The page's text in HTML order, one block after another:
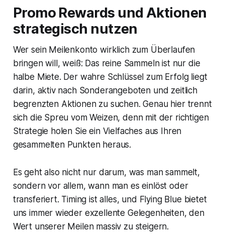
Promo Rewards und Aktionen
strategisch nutzen
Wer sein Meilenkonto wirklich zum Überlaufen
bringen will, weiß: Das reine Sammeln ist nur die
halbe Miete. Der wahre Schlüssel zum Erfolg liegt
darin, aktiv nach Sonderangeboten und zeitlich
begrenzten Aktionen zu suchen. Genau hier trennt
sich die Spreu vom Weizen, denn mit der richtigen
Strategie holen Sie ein Vielfaches aus Ihren
gesammelten Punkten heraus.
Es geht also nicht nur darum, was man sammelt,
sondern vor allem, wann man es einlöst oder
transferiert. Timing ist alles, und Flying Blue bietet
uns immer wieder exzellente Gelegenheiten, den
Wert unserer Meilen massiv zu steigern.